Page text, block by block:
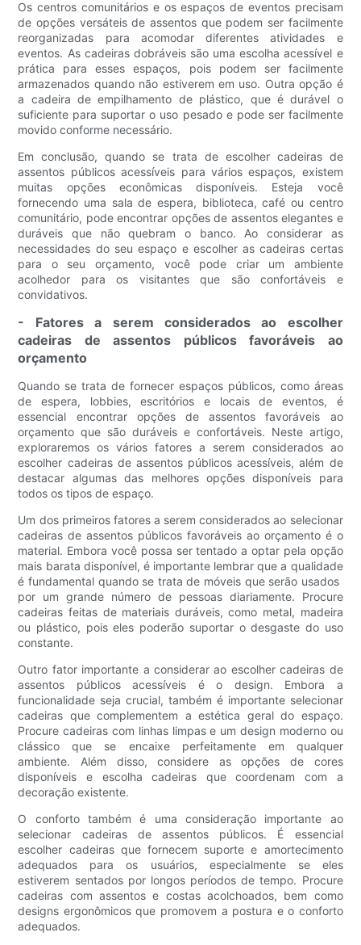
Os centros comunitários e os espaços de eventos precisam
de opções versáteis de assentos que podem ser facilmente
reorganizadas para acomodar diferentes atividades e
eventos. As cadeiras dobráveis ​​são uma escolha acessível e
prática para esses espaços, pois podem ser facilmente
armazenados quando não estiverem em uso. Outra opção é
a cadeira de empilhamento de plástico, que é durável o
suficiente para suportar o uso pesado e pode ser facilmente
movido conforme necessário.
Em conclusão, quando se trata de escolher cadeiras de
assentos públicos acessíveis para vários espaços, existem
muitas opções econômicas disponíveis. Esteja você
fornecendo uma sala de espera, biblioteca, café ou centro
comunitário, pode encontrar opções de assentos elegantes e
duráveis ​​que não quebram o banco. Ao considerar as
necessidades do seu espaço e escolher as cadeiras certas
para o seu orçamento, você pode criar um ambiente
acolhedor para os visitantes que são confortáveis ​​e
convidativos.
- Fatores a serem considerados ao escolher
cadeiras de assentos públicos favoráveis ​​ao
orçamento
Quando se trata de fornecer espaços públicos, como áreas
de espera, lobbies, escritórios e locais de eventos, é
essencial encontrar opções de assentos favoráveis ​​ao
orçamento que são duráveis ​​e confortáveis. Neste artigo,
exploraremos os vários fatores a serem considerados ao
escolher cadeiras de assentos públicos acessíveis, além de
destacar algumas das melhores opções disponíveis para
todos os tipos de espaço.
Um dos primeiros fatores a serem considerados ao selecionar
cadeiras de assentos públicos favoráveis ​​ao orçamento é o
material. Embora você possa ser tentado a optar pela opção
mais barata disponível, é importante lembrar que a qualidade
é fundamental quando se trata de móveis que serão usados ​​
por um grande número de pessoas diariamente. Procure
cadeiras feitas de materiais duráveis, como metal, madeira
ou plástico, pois eles poderão suportar o desgaste do uso
constante.
Outro fator importante a considerar ao escolher cadeiras de
assentos públicos acessíveis é o design. Embora a
funcionalidade seja crucial, também é importante selecionar
cadeiras que complementem a estética geral do espaço.
Procure cadeiras com linhas limpas e um design moderno ou
clássico que se encaixe perfeitamente em qualquer
ambiente. Além disso, considere as opções de cores
disponíveis e escolha cadeiras que coordenam com a
decoração existente.
O conforto também é uma consideração importante ao
selecionar cadeiras de assentos públicos. É essencial
escolher cadeiras que fornecem suporte e amortecimento
adequados para os usuários, especialmente se eles
estiverem sentados por longos períodos de tempo. Procure
cadeiras com assentos e costas acolchoados, bem como
designs ergonômicos que promovem a postura e o conforto
adequados.